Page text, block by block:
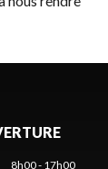
8h00 - 17h00